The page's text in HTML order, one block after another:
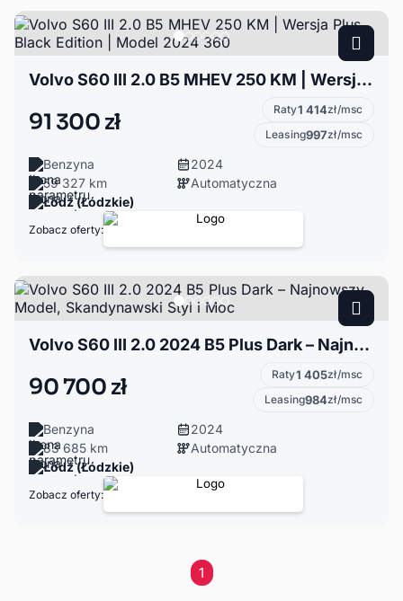
Volvo S60 III 2.0 B5 MHEV 250 KM | Wersja Plus Black Edition | Model 2024 360
91 300 zł Raty1 414zł/msc
Leasing997zł/msc
Benzyna
2024
59 327 km
Automatyczna
Łódź (Łódzkie)
Zobacz oferty:
Volvo S60 III 2.0 2024 B5 Plus Dark – Najnowszy Model, Skandynawski Styl i Moc
90 700 zł Raty1 405zł/msc
Leasing984zł/msc
Benzyna
2024
83 685 km
Automatyczna
Łódź (Łódzkie)
Zobacz oferty:
1